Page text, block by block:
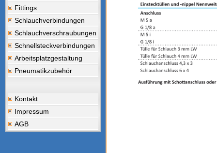
Fittings
Schlauchverbindungen
Schlauchverschraubungen
Schnellsteckverbindungen
Arbeitsplatzgestaltung
Pneumatikzubehör
Kontakt
Impressum
AGB